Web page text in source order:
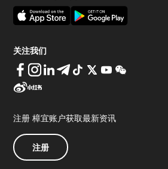
关注我们
注册 樟宜账户获取最新资讯
注册